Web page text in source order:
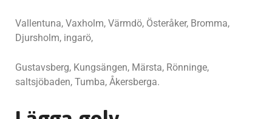
Vallentuna, Vaxholm, Värmdö, Österåker, Bromma,
Djursholm, ingarö,
Gustavsberg, Kungsängen, Märsta, Rönninge,
saltsjöbaden, Tumba, Åkersberga.